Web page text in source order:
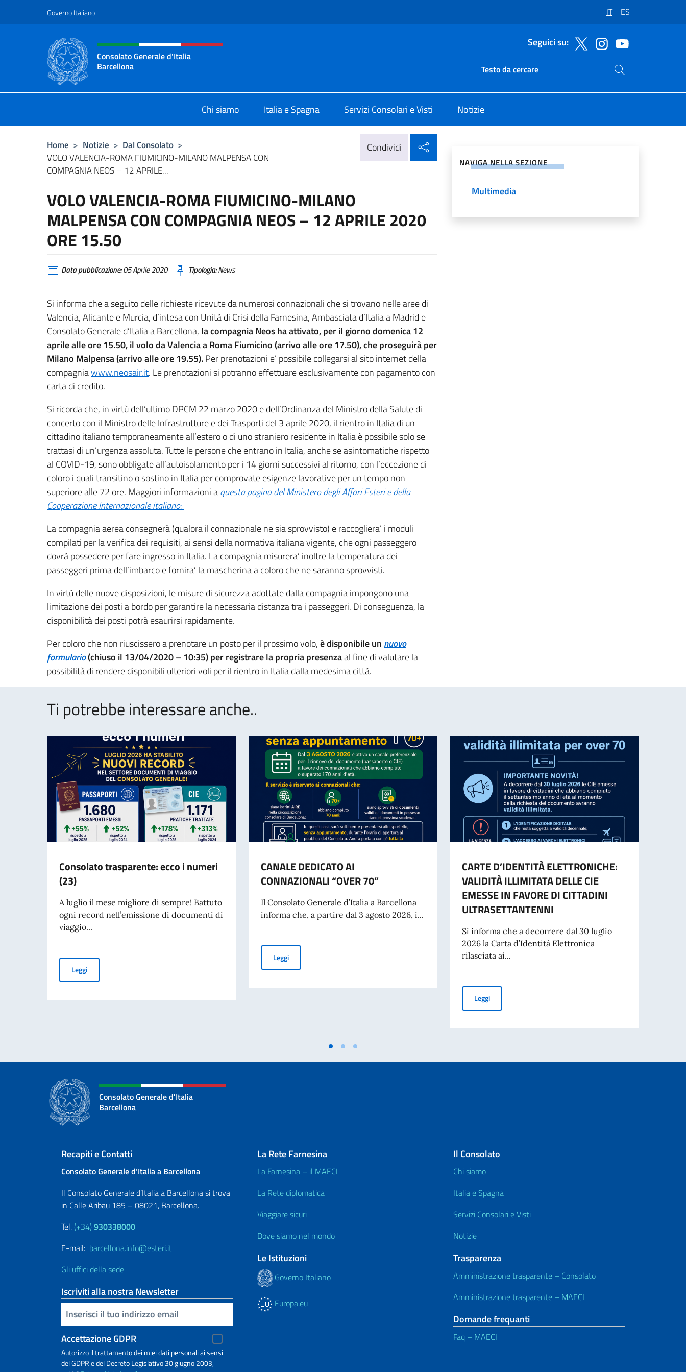
Governo Italiano IT ES
Intestazione sito, social e menù
Consolato Generale d'Italia
Barcellona
Seguici su:
Ricerca sito live
Cerca nel sito
Chi siamo Italia e Spagna Servizi Consolari e Visti Notizie
Home > Notizie > Dal Consolato >
VOLO VALENCIA-ROMA FIUMICINO-MILANO MALPENSA CON
COMPAGNIA NEOS – 12 APRILE...
Condividi
VOLO VALENCIA-ROMA FIUMICINO-MILANO
MALPENSA CON COMPAGNIA NEOS – 12 APRILE 2020
ORE 15.50
Data pubblicazione:05 Aprile 2020 Tipologia:News
Si informa che a seguito delle richieste ricevute da numerosi connazionali che si trovano nelle aree di
Valencia, Alicante e Murcia, d’intesa con Unità di Crisi della Farnesina, Ambasciata d’Italia a Madrid e
Consolato Generale d’Italia a Barcellona, la compagnia Neos ha attivato, per il giorno domenica 12
aprile alle ore 15.50, il volo da Valencia a Roma Fiumicino (arrivo alle ore 17.50), che proseguirà per
Milano Malpensa (arrivo alle ore 19.55).Per prenotazioni e’ possibile collegarsi al sito internet della
compagniawww.neosair.it. Le prenotazioni si potranno effettuare esclusivamente con pagamento con
carta di credito.
Si ricorda che, in virtù dell’ultimo DPCM 22 marzo 2020 e dell’Ordinanza del Ministro della Salute di
concerto con il Ministro delle Infrastrutture e dei Trasporti del 3 aprile 2020, il rientro in Italia di un
cittadino italiano temporaneamente all’estero o di uno straniero residente in Italia è possibile solo se
trattasi di un’urgenza assoluta. Tutte le persone che entrano in Italia, anche se asintomatiche rispetto
al COVID-19, sono obbligate all’autoisolamento per i 14 giorni successivi al ritorno, con l’eccezione di
coloro i quali transitino o sostino in Italia per comprovate esigenze lavorative per un tempo non
superiore alle 72 ore. Maggiori informazioni aquesta pagina del Ministero degli Affari Esteri e della
Cooperazione Internazionale italiano:
La compagnia aerea consegnerà (qualora il connazionale ne sia sprovvisto) e raccogliera’ i moduli
compilati per la verifica dei requisiti, ai sensi della normativa italiana vigente, che ogni passeggero
dovrà possedere per fare ingresso in Italia. La compagnia misurera’ inoltre la temperatura dei
passeggeri prima dell’imbarco e fornira’ la mascherina a coloro che ne saranno sprovvisti.
In virtù delle nuove disposizioni, le misure di sicurezza adottate dalla compagnia impongono una
limitazione dei posti a bordo per garantire la necessaria distanza tra i passeggeri. Di conseguenza, la
disponibilità dei posti potrà esaurirsi rapidamente.
Per coloro che non riuscissero a prenotare un posto per il prossimo volo,è disponibile un nuovo
formulario(chiuso il 13/04/2020 – 10:35) per registrare la propria presenzaal fine di valutare la
possibilità di rendere disponibili ulteriori voli per il rientro in Italia dalla medesima città.
NAVIGA NELLA SEZIONE
Multimedia
Ti potrebbe interessare anche..
Consolato trasparente: ecco i numeri
(23)
A luglio il mese migliore di sempre! Battuto
ogni record nell’emissione di documenti di
viaggio...
LeggiConsolato trasparente: ecco i numeri (23)
CANALE DEDICATO AI
CONNAZIONALI “OVER 70”
Il Consolato Generale d’Italia a Barcellona
informa che, a partire dal 3 agosto 2026, i...
LeggiCANALE DEDICATO AI CONNAZIONALI “OVER 70”
CARTE D’IDENTITÀ ELETTRONICHE:
VALIDITÀ ILLIMITATA DELLE CIE
EMESSE IN FAVORE DI CITTADINI
ULTRASETTANTENNI
Si informa che a decorrere dal 30 luglio
2026 la Carta d’Identità Elettronica
rilasciata ai...
LeggiCARTE D’IDENTITÀ ELETTRONICHE: VALIDITÀ ILLIMITATA
Consolato Generale d'Italia
Barcellona
Sezione footer
Recapiti e Contatti
Consolato Generale d’Italia a Barcellona
Il Consolato Generale d’Italia a Barcellona si trova
in Calle Aribau 185 – 08021, Barcellona.
Tel. (+34) 930338000
E-mail: barcellona.info@esteri.it
Gli uffici della sede
Iscriviti alla nostra Newsletter
Inserisci la tua email
Accettazione GDPR
Autorizzo il trattamento dei miei dati personali ai sensi
del GDPR e del Decreto Legislativo 30 giugno 2003,
La Rete Farnesina
La Farnesina – il MAECI
La Rete diplomatica
Viaggiare sicuri
Dove siamo nel mondo
Le Istituzioni
Governo Italiano
Europa.eu
Il Consolato
Chi siamo
Italia e Spagna
Servizi Consolari e Visti
Notizie
Trasparenza
Amministrazione trasparente – Consolato
Amministrazione trasparente – MAECI
Domande frequanti
Faq – MAECI